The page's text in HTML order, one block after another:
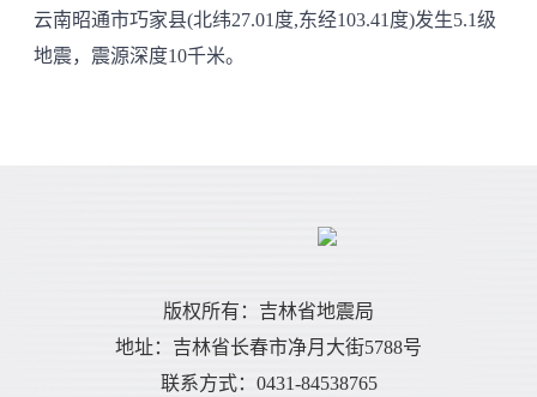
云南昭通市巧家县(北纬27.01度,东经103.41度)发生5.1级
地震，震源深度10千米。
版权所有：吉林省地震局
地址：吉林省长春市净月大街5788号
联系方式：0431-84538765